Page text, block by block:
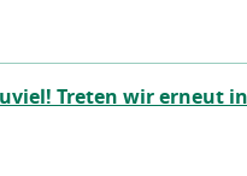
Treten wir erneut